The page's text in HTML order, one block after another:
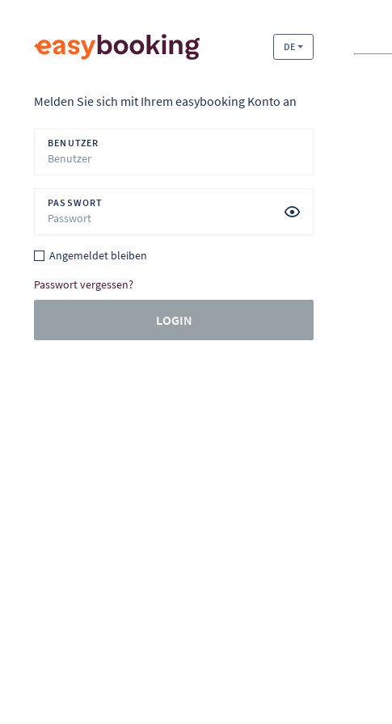
DE
Melden Sie sich mit Ihrem easybooking Konto an
BENUTZER
PASSWORT
Angemeldet bleiben
Passwort vergessen?
LOGIN